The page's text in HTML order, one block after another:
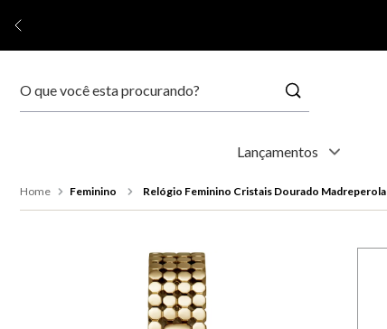
Lançamentos
Feminino Relógio Feminino Cristais Dourado Madreperola
1 º relógio feminino